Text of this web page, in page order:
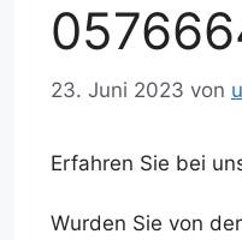
23. Juni 2023 von
Erfahren Sie bei
Wurden Sie von